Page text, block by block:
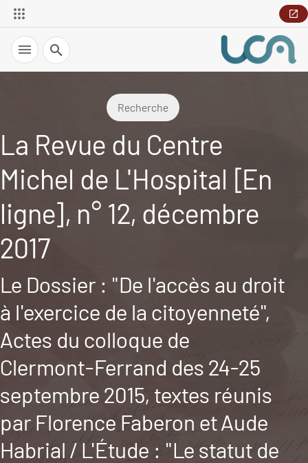
Recherche
Recherche
La Revue du Centre
Michel de L'Hospital [En
ligne], n° 12, décembre
2017
Le Dossier : "De l'accès au droit
à l'exercice de la citoyenneté",
Actes du colloque de
Clermont-Ferrand des 24-25
septembre 2015, textes réunis
par Florence Faberon et Aude
Habrial / L'Étude : "Le statut de